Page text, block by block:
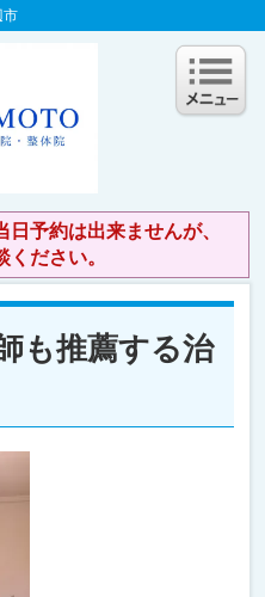
市
予約は出来ませんが、
ださい。
も推薦する治